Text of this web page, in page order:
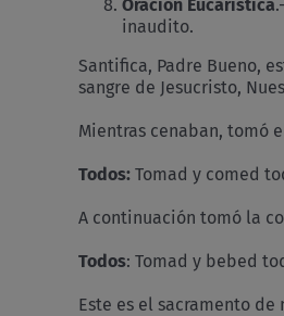
Oración Eucarística
inaudito.
Santifica, Padre Bueno,
sangre de Jesucristo,
Mientras cenaban, tomó
Todos: Tomad y comed
A continuación tomó la
Todos: Tomad y bebed
Este es el sacramento de